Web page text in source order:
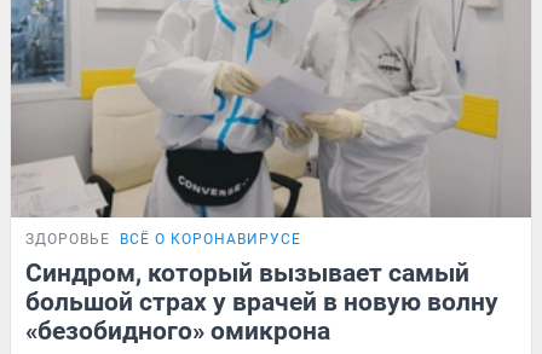
ЗДОРОВЬЕ ВСЁ О КОРОНАВИРУСЕ
Синдром, который вызывает самый
большой страх у врачей в новую волну
«безобидного» омикрона